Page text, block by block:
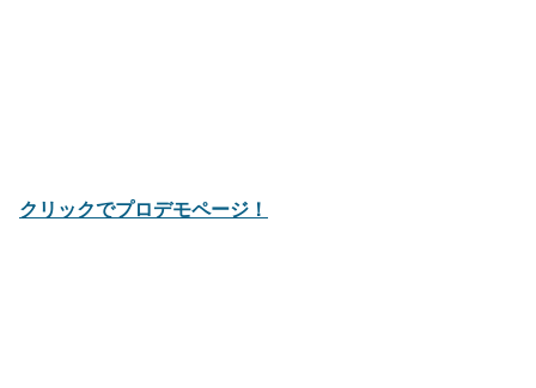
クリックでプロデモページ！